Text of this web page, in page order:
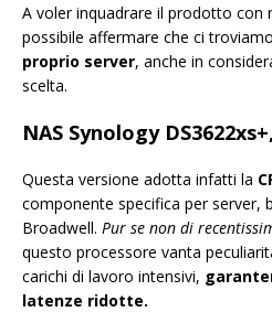
A voler inquadrare il prodotto con
possibile affermare che ci
proprio server, anche in
scelta.
NAS Synology
Questa versione adotta infatti la
componente specifica per server,
Broadwell. Pur se non di
questo processore vanta
carichi di lavoro intensivi,
latenze ridotte.